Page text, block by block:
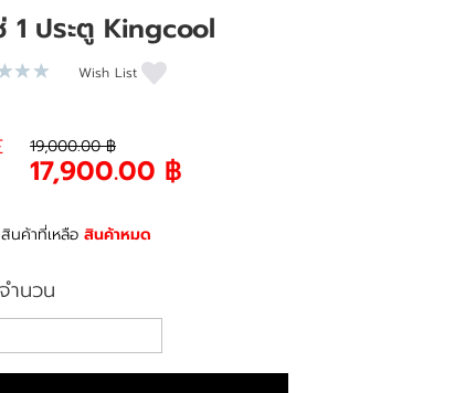
1 ประตู Kingcool
Wish List
19,000.00 ฿
17,900.00 ฿
นค้าที่เหลือสินค้าหมด
ำนวน